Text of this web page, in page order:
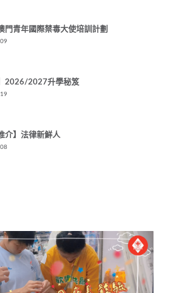
門青年國際禁毒大使培訓計劃
2026/2027升學秘笈
介】法律新鮮人